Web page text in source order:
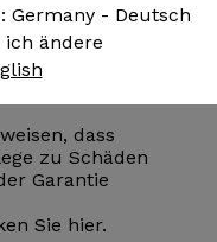
: Germany - Deutsch
ich ändere
von
dass
zu Schäden
Garantie
Sie hier.